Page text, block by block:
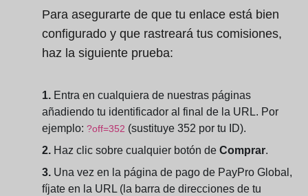
Para asegurarte de que tu enlace está bien
configurado y que rastreará tus comisiones,
haz la siguiente prueba:
1. Entra en cualquiera de nuestras páginas
añadiendo tu identificador al final de la URL. Por
ejemplo: ?off=352 (sustituye 352 por tu ID).
2. Haz clic sobre cualquier botón de Comprar.
3. Una vez en la página de pago de PayPro Global,
fíjate en la URL (la barra de direcciones de tu